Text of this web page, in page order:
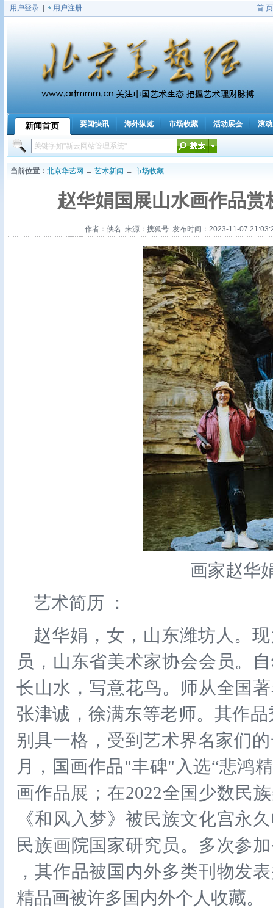
用户登录 用户注册 首 页
新闻首页
|
要闻快讯 海外纵览 市场收藏 活动展会 滚
当前位置： 北京华艺网 → 艺术新闻 → 市场收藏
赵华娟国展山水画作品赏
作者：佚名 来源：搜狐号 发布时间：2023-11-07
画家赵华
艺术简历 ：
赵华娟，女，山东潍坊人。
员，山东省美术家协会会员。
长山水，写意花鸟。师从全国
张津诚，徐满东等老师。其作
别具一格，受到艺术界名家们
月，国画作品"丰碑"入选“悲鸿
画作品展；在2022全国少数民
《和风入梦》被民族文化宫永
民族画院国家研究员。多次参
，其作品被国内外多类刊物发
精品画被许多国内外个人收藏。